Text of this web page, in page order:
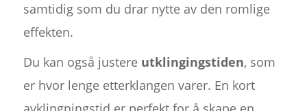
samtidig som du drar nytte av den romlige
effekten.
Du kan også justere utklingingstiden, som
er hvor lenge etterklangen varer. En kort